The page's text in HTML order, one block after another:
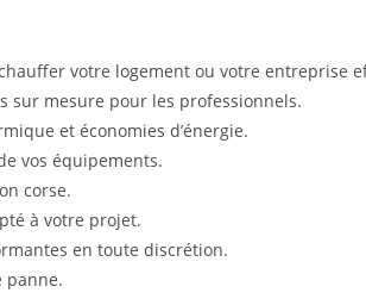
votre logement ou votre entreprise
sur mesure pour les professionnels.
et économies d’énergie.
vos équipements.
corse.
à votre projet.
en toute discrétion.
panne.